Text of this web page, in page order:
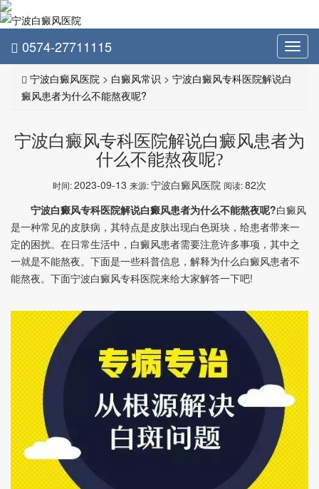
0574-27711115
宁波白癜风医院 > 白癜风常识 > 宁波白癜风专科医院解说白
癜风患者为什么不能熬夜呢?
宁波白癜风专科医院解说白癜风患者为
什么不能熬夜呢?
时间:2023-09-13 来源:宁波白癜风医院 阅读:82次
宁波白癜风专科医院解说白癜风患者为什么不能熬夜呢?白癜风
是一种常见的皮肤病，其特点是皮肤出现白色斑块，给患者带来一
定的困扰。在日常生活中，白癜风患者需要注意许多事项，其中之
一就是不能熬夜。下面是一些科普信息，解释为什么白癜风患者不
能熬夜。下面宁波白癜风专科医院来给大家解答一下吧!